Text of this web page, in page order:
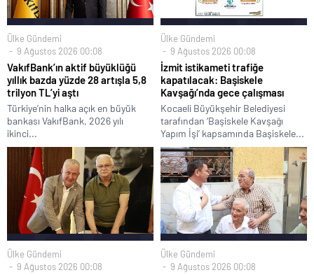
Ülke Gündemi
9 Ağustos 2026 00:08
VakıfBank’ın aktif büyüklüğü
yıllık bazda yüzde 28 artışla 5,8
trilyon TL’yi aştı
Türkiye’nin halka açık en büyük
bankası VakıfBank, 2026 yılı
ikinci...
Ülke Gündemi
9 Ağustos 2026 00:08
İzmit istikameti trafiğe
kapatılacak: Başiskele
Kavşağı’nda gece çalışması
Kocaeli Büyükşehir Belediyesi
tarafından ‘Başiskele Kavşağı
Yapım İşi’ kapsamında Başiskele...
Ülke Gündemi
9 Ağustos 2026 00:08
Ülke Gündemi
9 Ağustos 2026 00:08